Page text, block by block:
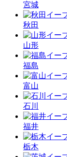
宮城
秋田
山形
福島
富山
石川
福井
栃木